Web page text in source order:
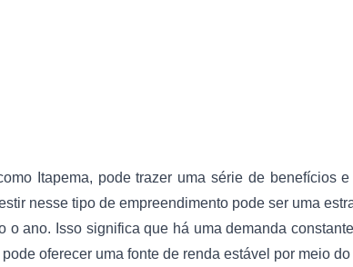
Itapema, pode trazer uma série de benefícios
nesse tipo de empreendimento pode ser uma
o ano. Isso significa que há uma demanda
oferecer uma fonte de renda estável por meio